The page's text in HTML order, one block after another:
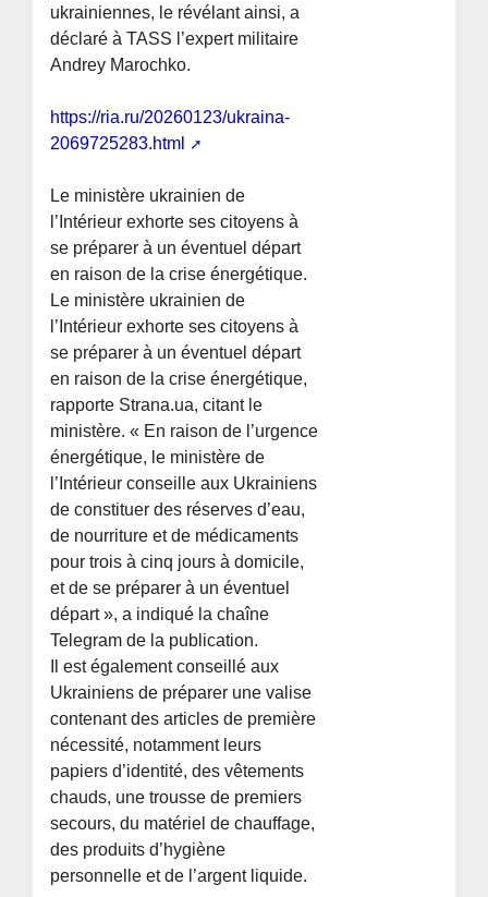
ukrainiennes, le révélant ainsi, a
déclaré à TASS l’expert militaire
Andrey Marochko.
https://ria.ru/20260123/ukraina-
2069725283.html
Le ministère ukrainien de
l’Intérieur exhorte ses citoyens à
se préparer à un éventuel départ
en raison de la crise énergétique.
Le ministère ukrainien de
l’Intérieur exhorte ses citoyens à
se préparer à un éventuel départ
en raison de la crise énergétique,
rapporte Strana.ua, citant le
ministère. « En raison de l’urgence
énergétique, le ministère de
l’Intérieur conseille aux Ukrainiens
de constituer des réserves d’eau,
de nourriture et de médicaments
pour trois à cinq jours à domicile,
et de se préparer à un éventuel
départ », a indiqué la chaîne
Telegram de la publication.
Il est également conseillé aux
Ukrainiens de préparer une valise
contenant des articles de première
nécessité, notamment leurs
papiers d’identité, des vêtements
chauds, une trousse de premiers
secours, du matériel de chauffage,
des produits d’hygiène
personnelle et de l’argent liquide.